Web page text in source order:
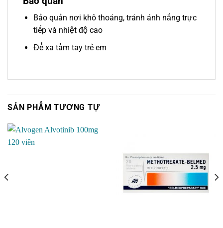
Bảo quản nơi khô thoáng, tránh ánh nắng trực
tiếp và nhiệt độ cao
Để xa tầm tay trẻ em
SẢN PHẨM TƯƠNG TỰ